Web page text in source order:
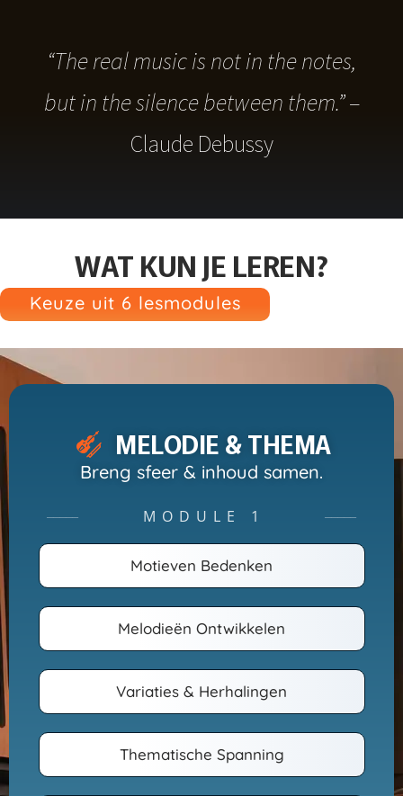
“The real music is not in the notes,
but in the silence between them.”–
Claude Debussy
WAT KUN JE LEREN?
Keuze uit 6 lesmodules
MELODIE & THEMA
Breng sfeer & inhoud samen.
───── MODULE 1 ─────
Motieven Bedenken
Melodieën Ontwikkelen
Variaties & Herhalingen
Thematische Spanning